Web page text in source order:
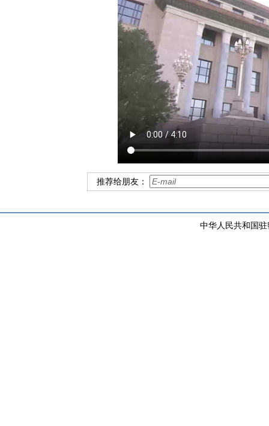
推荐给朋友：
中华人民共和国